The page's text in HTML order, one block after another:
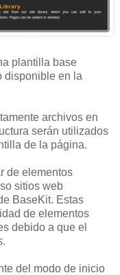
plantilla base
disponible en la
archivos en
serán utilizados
de la página.
de elementos
sitios web
BaseKit. Estas
de elementos
debido a que el
del modo de inicio